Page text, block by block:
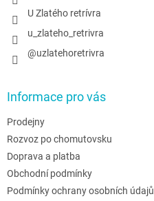
U Zlatého retrívra
u_zlateho_retrivra
@uzlatehoretrivra
Informace pro vás
Prodejny
Rozvoz po chomutovsku
Doprava a platba
Obchodní podmínky
Podmínky ochrany osobních údajů